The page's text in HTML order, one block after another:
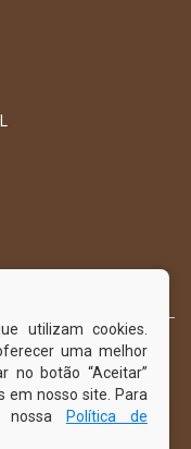
utilizam cookies.
uma melhor
no botão “Aceitar”
em nosso site. Para
nossa
Política de